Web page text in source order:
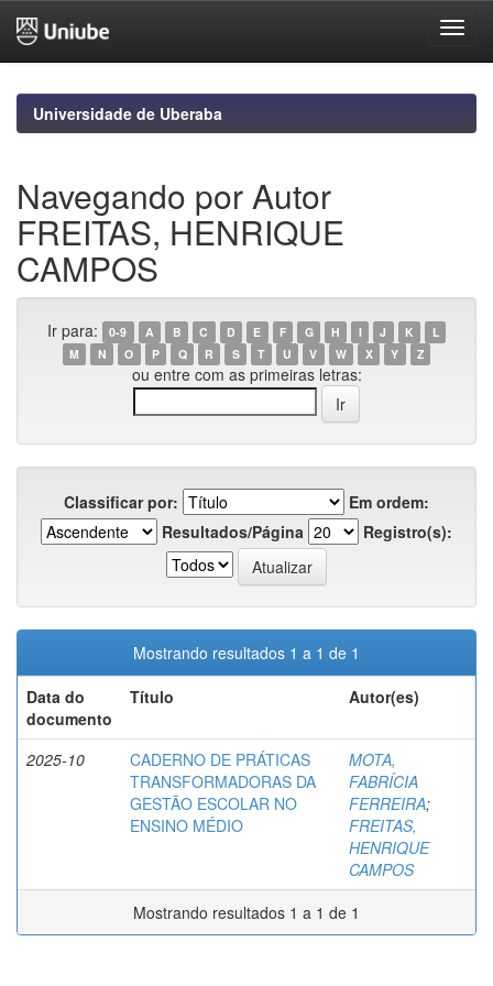
navigationUniversidade de Uberaba
Navegando por Autor
FREITAS, HENRIQUE
CAMPOS
Ir para: 0-9 A B C D E F G H I J K
L
M
N O P Q R S T U V W X Y Z
ou entre com as primeiras letras:
Classificar por:
Em ordem:
Resultados/Página
Registro(s):
Mostrando resultados 1 a 1 de 1
Data do
documento
Título Autor(es)
2025-10
CADERNO DE PRÁTICAS
TRANSFORMADORAS DA
GESTÃO ESCOLAR NO
ENSINO MÉDIO
MOTA,
FABRÍCIA
FERREIRA;
FREITAS,
HENRIQUE
CAMPOS
Mostrando resultados 1 a 1 de 1